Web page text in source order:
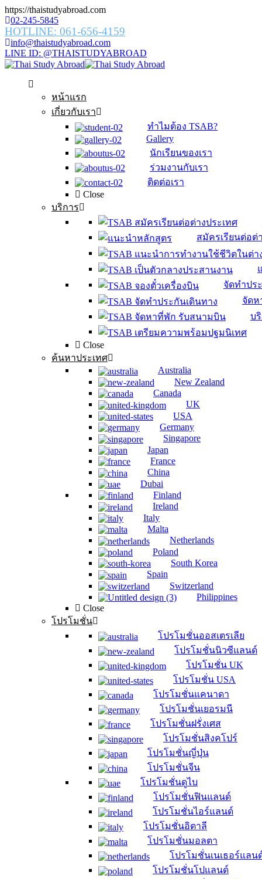
https://thaistudyabroad.com
02-245-5845
HOTLINE: 061-656-4159
info@thaistudyabroad.com
LINE ID: @THAISTUDYABROAD
หน้าแรก
เกี่ยวกับเรา
ทำไมต้อง TSAB?
Gallery
นักเรียนของเรา
ร่วมงานกับเรา
ติดต่อเรา
Close
บริการ
สมัครเรียนต่อต่
จัดทำปร
จัดห
บ
Close
ค้นหาประเทศ
Australia
New Zealand
Canada
UK
USA
Germany
Singapore
Japan
France
China
Dubai
Finland
Ireland
Italy
Malta
Netherlands
Poland
South Korea
Spain
Switzerland
Philippines
Close
โปรโมชั่น
โปรโมชั่นออสเตรเลีย
โปรโมชั่นนิวซีแลนด์
โปรโมชั่น UK
โปรโมชั่น USA
โปรโมชั่นแคนาดา
โปรโมชั่นเยอรมนี
โปรโมชั่นฝรั่งเศส
โปรโมชั่นสิงคโปร์
โปรโมชั่นญี่ปุ่น
โปรโมชั่นจีน
โปรโมชั่นดูไบ
โปรโมชั่นฟินแลนด์
โปรโมชั่นไอร์แลนด์
โปรโมชั่นอิตาลี
โปรโมชั่นมอลตา
โปรโมชั่นเนเธอร์แลน
โปรโมชั่นโปแลนด์